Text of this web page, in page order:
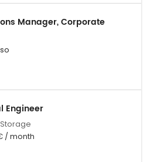
Manager, Corporate
Engineer
/ month